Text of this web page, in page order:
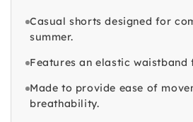
Casual shorts designed for
summer.
Features an elastic
Made to provide ease of
breathability.